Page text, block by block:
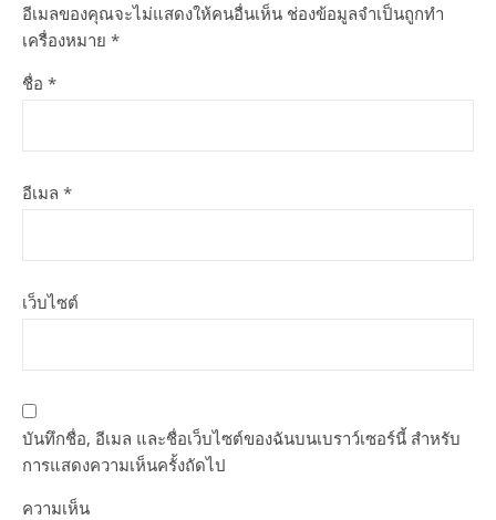
อีเมลของคุณจะไม่แสดงให้คนอื่นเห็น ช่องข้อมูลจำเป็นถูกทำ
เครื่องหมาย *
ชื่อ *
อีเมล *
เว็บไซต์
บันทึกชื่อ, อีเมล และชื่อเว็บไซต์ของฉันบนเบราว์เซอร์นี้ สำหรับ
การแสดงความเห็นครั้งถัดไป
ความเห็น